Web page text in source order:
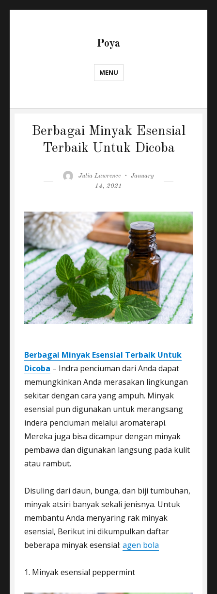
Poya
MENU
Berbagai Minyak Esensial
Terbaik Untuk Dicoba
Author
Julia Lawrence
Posted
January
14, 2021
Berbagai Minyak Esensial Terbaik Untuk
Dicoba – Indra penciuman dari Anda dapat
memungkinkan Anda merasakan lingkungan
sekitar dengan cara yang ampuh. Minyak
esensial pun digunakan untuk merangsang
indera penciuman melalui aromaterapi.
Mereka juga bisa dicampur dengan minyak
pembawa dan digunakan langsung pada kulit
atau rambut.
Disuling dari daun, bunga, dan biji tumbuhan,
minyak atsiri banyak sekali jenisnya. Untuk
membantu Anda menyaring rak minyak
esensial, Berikut ini dikumpulkan daftar
beberapa minyak esensial: agen bola
1. Minyak esensial peppermint